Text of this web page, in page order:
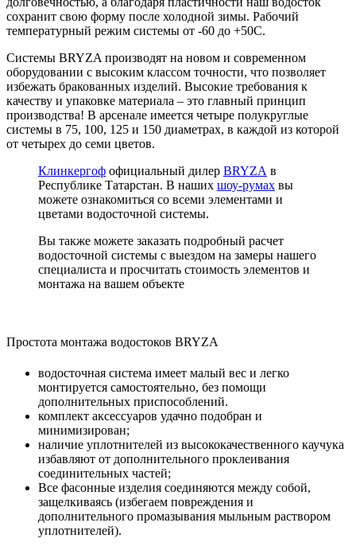
сохранит свою форму после холодной зимы. Рабочий
температурный режим системы от -60 до +50С.
Системы BRYZA производят на новом и современном
оборудовании с высоким классом точности, что позволяет
избежать бракованных изделий. Высокие требования к
качеству и упаковке материала – это главный принцип
производства! В арсенале имеется четыре полукруглые
системы в 75, 100, 125 и 150 диаметрах, в каждой из которой
от четырех до семи цветов.
Клинкергоф официальный дилер BRYZA в
Республике Татарстан. В наших шоу-румах вы
можете ознакомиться со всеми элементами и
цветами водосточной системы.
Вы также можете заказать подробный расчет
водосточной системы с выездом на замеры нашего
специалиста и просчитать стоимость элементов и
монтажа на вашем объекте
Простота монтажа водостоков BRYZA
водосточная система имеет малый вес и легко
монтируется самостоятельно, без помощи
дополнительных приспособлений.
комплект аксессуаров удачно подобран и
минимизирован;
наличие уплотнителей из высококачественного каучука
избавляют от дополнительного проклеивания
соединительных частей;
Все фасонные изделия соединяются между собой,
защелкиваясь (избегаем повреждения и
дополнительного промазывания мыльным раствором
уплотнителей).